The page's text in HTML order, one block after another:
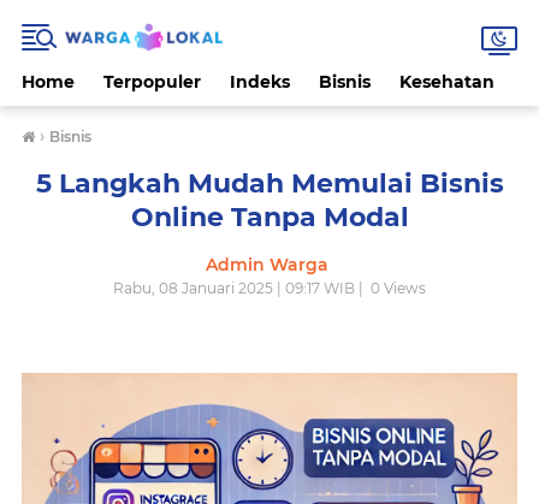
Home Terpopuler Indeks Bisnis Kesehatan
› Bisnis
5 Langkah Mudah Memulai Bisnis
Online Tanpa Modal
Admin Warga
Rabu, 08 Januari 2025 | 09:17 WIB | 0 Views